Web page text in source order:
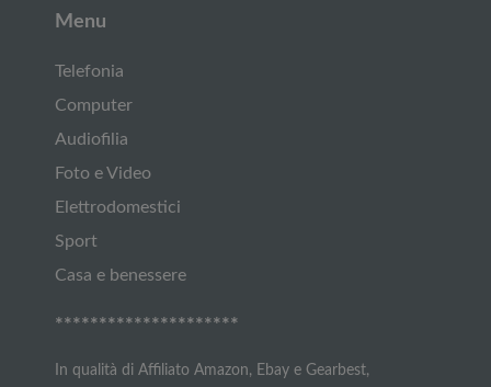
Menu
Telefonia
Computer
Audiofilia
Foto e Video
Elettrodomestici
Sport
Casa e benessere
*********************
In qualità di Affiliato Amazon, Ebay e Gearbest,